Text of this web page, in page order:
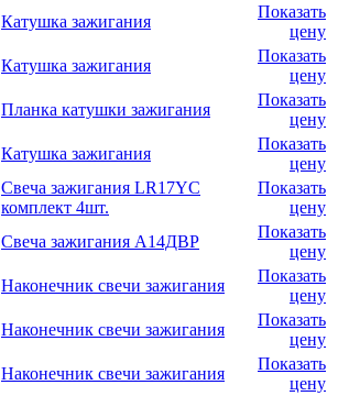
Катушка зажигания
Показать
цену
Катушка зажигания
Показать
цену
Планка катушки зажигания
Показать
цену
Катушка зажигания
Показать
цену
Свеча зажигания LR17YC
комплект 4шт.
Показать
цену
Свеча зажигания А14ДВР
Показать
цену
Наконечник свечи зажигания
Показать
цену
Наконечник свечи зажигания
Показать
цену
Наконечник свечи зажигания
Показать
цену